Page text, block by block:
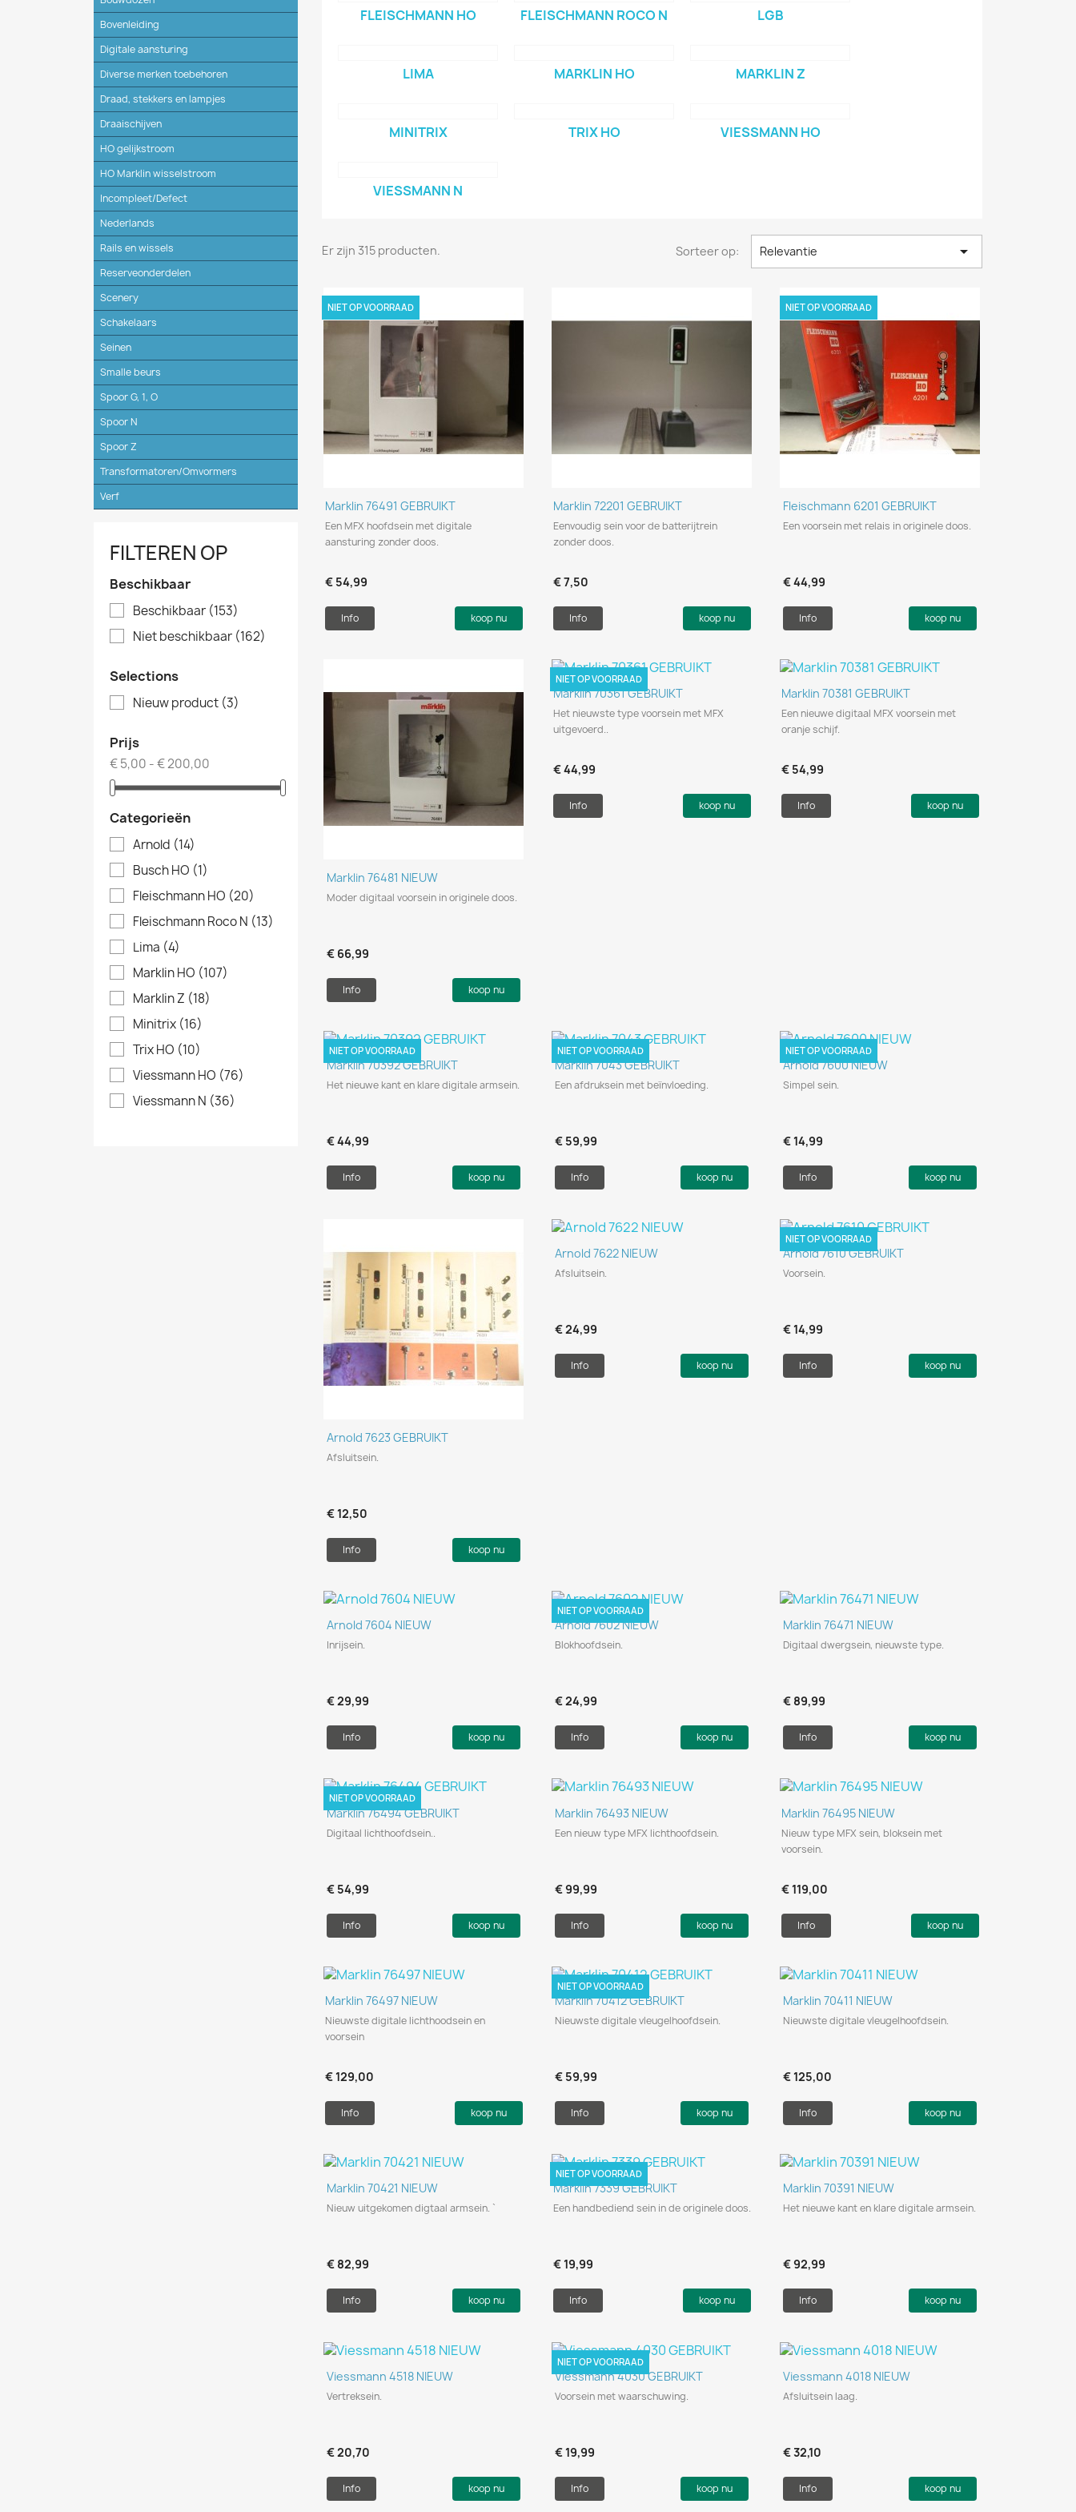
Bovenleiding
Digitale aansturing
Diverse merken toebehoren
Draad, stekkers en lampjes
Draaischijven
HO gelijkstroom
HO Marklin wisselstroom
Incompleet/Defect
Nederlands
Rails en wissels
Reserveonderdelen
Scenery
Schakelaars
Seinen
Smalle beurs
Spoor G, 1, O
Spoor N
Spoor Z
Transformatoren/Omvormers
Verf
FILTEREN OP
Beschikbaar
Beschikbaar (153)
Niet beschikbaar (162)
Selections
Nieuw product (3)
Prijs
€ 5,00 - € 200,00
Categorieën
Arnold (14)
Busch HO (1)
Fleischmann HO (20)
Fleischmann Roco N (13)
Lima (4)
Marklin HO (107)
Marklin Z (18)
Minitrix (16)
Trix HO (10)
Viessmann HO (76)
Viessmann N (36)
FLEISCHMANN HO FLEISCHMANN ROCO N LGB
LIMA MARKLIN HO MARKLIN Z
MINITRIX TRIX HO VIESSMANN HO
VIESSMANN N
Er zijn 315 producten. Sorteer op: Relevantie 
Snel bekijken
Marklin 76491 GEBRUIKT
Een MFX hoofdsein met digitale
aansturing zonder doos.
€ 54,99
Info koop nu
NIET OP VOORRAAD
Snel bekijken
Marklin 72201 GEBRUIKT
Eenvoudig sein voor de batterijtrein
zonder doos.
€ 7,50
Info koop nu
Snel bekijken
Fleischmann 6201 GEBRUIKT
Een voorsein met relais in originele doos.
€ 44,99
Info koop nu
NIET OP VOORRAAD
Snel bekijken
Marklin 76481 NIEUW
Moder digitaal voorsein in originele doos.
€ 66,99
Info koop nu
Snel bekijken
Marklin 70361 GEBRUIKT
Het nieuwste type voorsein met MFX
uitgevoerd..
€ 44,99
Info koop nu
NIET OP VOORRAAD
Snel bekijken
Marklin 70381 GEBRUIKT
Een nieuwe digitaal MFX voorsein met
oranje schijf.
€ 54,99
Info koop nu
Snel bekijken
Marklin 70392 GEBRUIKT
Het nieuwe kant en klare digitale armsein.
€ 44,99
Info koop nu
NIET OP VOORRAAD
Snel bekijken
Marklin 7043 GEBRUIKT
Een afdruksein met beïnvloeding.
€ 59,99
Info koop nu
NIET OP VOORRAAD
Snel bekijken
Arnold 7600 NIEUW
Simpel sein.
€ 14,99
Info koop nu
NIET OP VOORRAAD
Snel bekijken
Arnold 7623 GEBRUIKT
Afsluitsein.
€ 12,50
Info koop nu
Snel bekijken
Arnold 7622 NIEUW
Afsluitsein.
€ 24,99
Info koop nu
Snel bekijken
Arnold 7610 GEBRUIKT
Voorsein.
€ 14,99
Info koop nu
NIET OP VOORRAAD
 Snel bekijken
Arnold 7604 NIEUW
Inrijsein.
€ 29,99
Info koop nu
Snel bekijken
Arnold 7602 NIEUW
Blokhoofdsein.
€ 24,99
Info koop nu
NIET OP VOORRAAD
Snel bekijken
Marklin 76471 NIEUW
Digitaal dwergsein, nieuwste type.
€ 89,99
Info koop nu
Snel bekijken
Marklin 76494 GEBRUIKT
Digitaal lichthoofdsein..
€ 54,99
Info koop nu
NIET OP VOORRAAD
Snel bekijken
Marklin 76493 NIEUW
Een nieuw type MFX lichthoofdsein.
€ 99,99
Info koop nu
Snel bekijken
Marklin 76495 NIEUW
Nieuw type MFX sein, bloksein met
voorsein.
€ 119,00
Info koop nu
Snel bekijken
Marklin 76497 NIEUW
Nieuwste digitale lichthoodsein en
voorsein
€ 129,00
Info koop nu
Snel bekijken
Marklin 70412 GEBRUIKT
Nieuwste digitale vleugelhoofdsein.
€ 59,99
Info koop nu
NIET OP VOORRAAD
Snel bekijken
Marklin 70411 NIEUW
Nieuwste digitale vleugelhoofdsein.
€ 125,00
Info koop nu
Snel bekijken
Marklin 70421 NIEUW
Nieuw uitgekomen digtaal armsein. `
€ 82,99
Info koop nu
Snel bekijken
Marklin 7339 GEBRUIKT
Een handbediend sein in de originele doos.
€ 19,99
Info koop nu
NIET OP VOORRAAD
Snel bekijken
Marklin 70391 NIEUW
Het nieuwe kant en klare digitale armsein.
€ 92,99
Info koop nu
Snel bekijken
Viessmann 4518 NIEUW
Vertreksein.
€ 20,70
Info koop nu
Snel bekijken
Viessmann 4030 GEBRUIKT
Voorsein met waarschuwing.
€ 19,99
Info koop nu
NIET OP VOORRAAD
Snel bekijken
Viessmann 4018 NIEUW
Afsluitsein laag.
€ 32,10
Info koop nu